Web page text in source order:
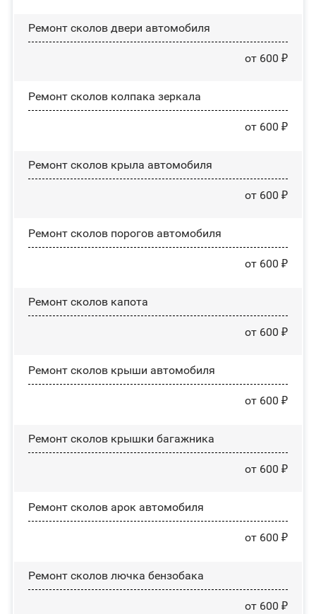
Ремонт сколов двери автомобиля
от 600 ₽
Ремонт сколов колпака зеркала
от 600 ₽
Ремонт сколов крыла автомобиля
от 600 ₽
Ремонт сколов порогов автомобиля
от 600 ₽
Ремонт сколов капота
от 600 ₽
Ремонт сколов крыши автомобиля
от 600 ₽
Ремонт сколов крышки багажника
от 600 ₽
Ремонт сколов арок автомобиля
от 600 ₽
Ремонт сколов лючка бензобака
от 600 ₽